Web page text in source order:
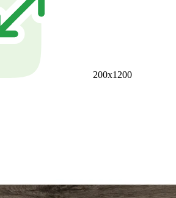
200x1200